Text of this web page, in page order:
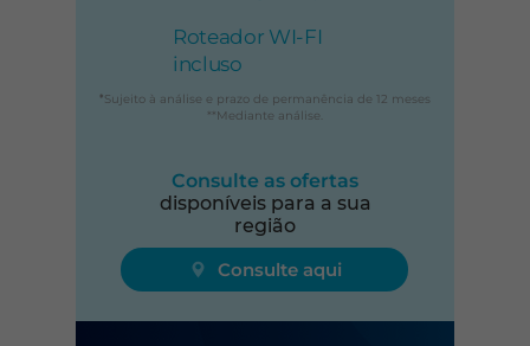
Roteador WI-FI
incluso
*Sujeito à análise e prazo de permanência de 12 meses
**Mediante análise.
Consulte as ofertas
disponíveis para a sua
região
Consulte aqui